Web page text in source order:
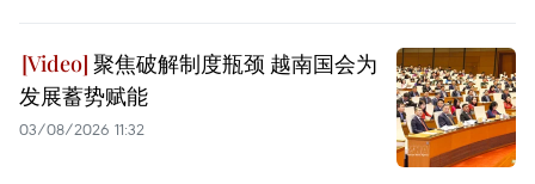
聚焦破解制度瓶颈 越南国会为
发展蓄势赋能
03/08/2026 11:32